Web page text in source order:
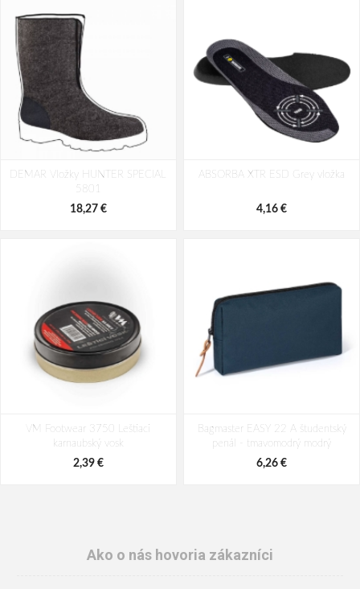
103,70 €
DEMAR Vložky HUNTER SPECIAL
5801
18,27 €
ABSORBA XTR ESD Grey vložka
4,16 €
VM Footwear 3750 Leštiaci
karnaubský vosk
2,39 €
Bagmaster EASY 22 A študentský
penál - tmavomodrý modrý
6,26 €
Ako o nás hovoria zákazníci